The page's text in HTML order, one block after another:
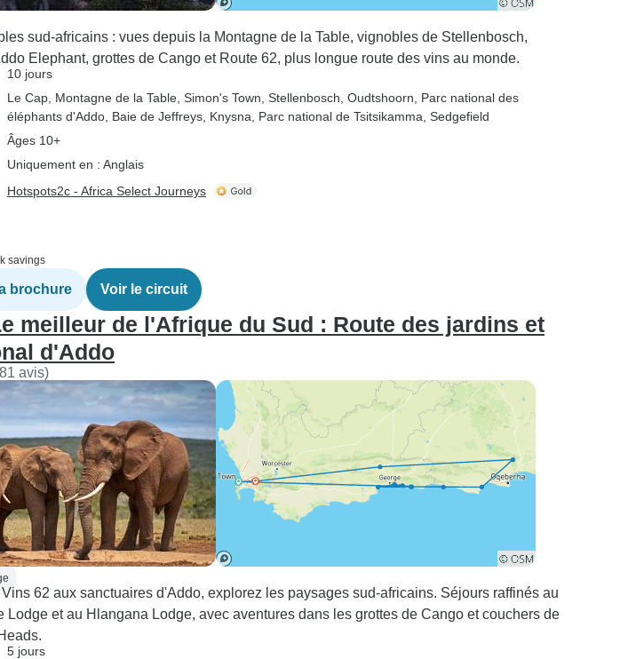
sud-africains : vues depuis la Montagne de la Table, vignobles de Stellenbosch,
Elephant, grottes de Cango et Route 62, plus longue route des vins au monde.
10 jours
Le Cap , Montagne de la Table , Simon's Town , Stellenbosch , Oudtshoorn , Parc national des
éléphants d'Addo , Baie de Jeffreys , Knysna , Parc national de Tsitsikamma , Sedgefield
Âges 10+
Uniquement en : Anglais
Hotspots2c - Africa Select Journeys
savings
brochure Voir le circuit
meilleur de l'Afrique du Sud : Route des jardins et
d'Addo
avis)
62 aux sanctuaires d'Addo, explorez les paysages sud-africains. Séjours raffinés au
Lodge et au Hlangana Lodge, avec aventures dans les grottes de Cango et couchers de
5 jours